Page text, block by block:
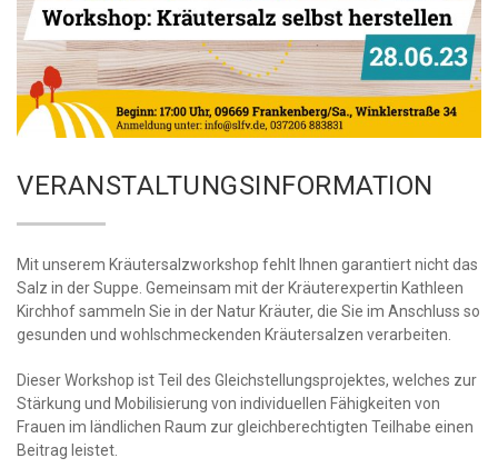
VERANSTALTUNGSINFORMATION
Mit unserem Kräutersalzworkshop fehlt Ihnen garantiert nicht das
Salz in der Suppe. Gemeinsam mit der Kräuterexpertin Kathleen
Kirchhof sammeln Sie in der Natur Kräuter, die Sie im Anschluss so
gesunden und wohlschmeckenden Kräutersalzen verarbeiten.
Dieser Workshop ist Teil des Gleichstellungsprojektes, welches zur
Stärkung und Mobilisierung von individuellen Fähigkeiten von
Frauen im ländlichen Raum zur gleichberechtigten Teilhabe einen
Beitrag leistet.